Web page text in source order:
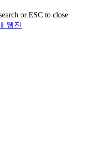
or ESC to close